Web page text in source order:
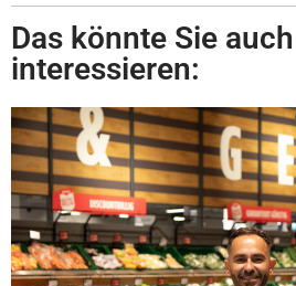
Das könnte Sie auch
interessieren: